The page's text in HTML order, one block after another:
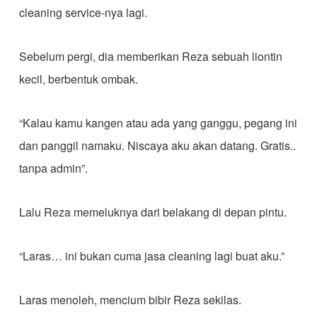
cleaning service-nya lagi.
Sebelum pergi, dia memberikan Reza sebuah liontin
kecil, berbentuk ombak.
“Kalau kamu kangen atau ada yang ganggu, pegang ini
dan panggil namaku. Niscaya aku akan datang. Gratis..
tanpa admin”.
Lalu Reza memeluknya dari belakang di depan pintu.
“Laras… ini bukan cuma jasa cleaning lagi buat aku.”
Laras menoleh, mencium bibir Reza sekilas.